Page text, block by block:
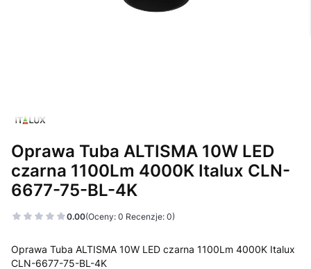
Oprawa Tuba ALTISMA 10W LED
czarna 1100Lm 4000K Italux CLN-
6677-75-BL-4K
0.00(Oceny: 0 Recenzje: 0)
Oprawa Tuba ALTISMA 10W LED czarna 1100Lm 4000K Italux
CLN-6677-75-BL-4K